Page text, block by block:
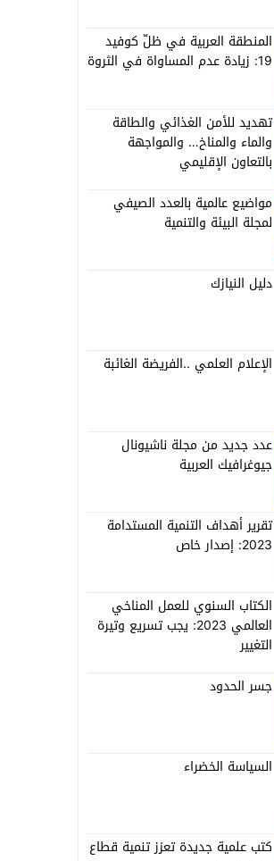
المنطقة العربية في ظلّ كوفيد
19: زيادة عدم المساواة في الثروة
تهديد للأمن الغذائي والطاقة
والماء والمناخ… والمواجهة
بالتعاون الإقليمي
مواضيع عالمية بالعدد الصيفي
لمجلة البيئة والتنمية
دليل النيازك
الإعلام العلمي ..الفريضة الغائبة
عدد جديد من مجلة ناشيونال
جيوغرافيك العربية
تقرير أهداف التنمية المستدامة
2023: إصدار خاص
الكتاب السنوي للعمل المناخي
العالمي 2023: يجب تسريع وتيرة
التغيير
جسر الحدود
السياسة الخضراء
كتب علمية جديدة تعزز تنمية قطاع